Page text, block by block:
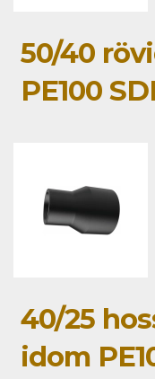
50/40
PE100
40/25
idom